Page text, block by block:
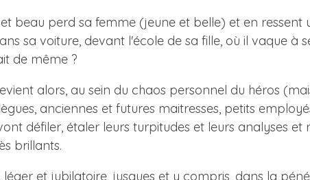
beau perd sa femme (jeune et belle) et en ressent
sa voiture, devant l'école de sa fille, où il vaque à
de même ?
alors, au sein du chaos personnel du héros
anciennes et futures maitresses, petits
défiler, étaler leurs turpitudes et leurs analyses
brillants.
et jubilatoire, jusques et y compris, dans la